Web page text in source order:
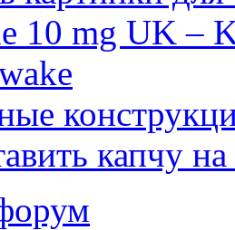
10 mg UK –
капчу